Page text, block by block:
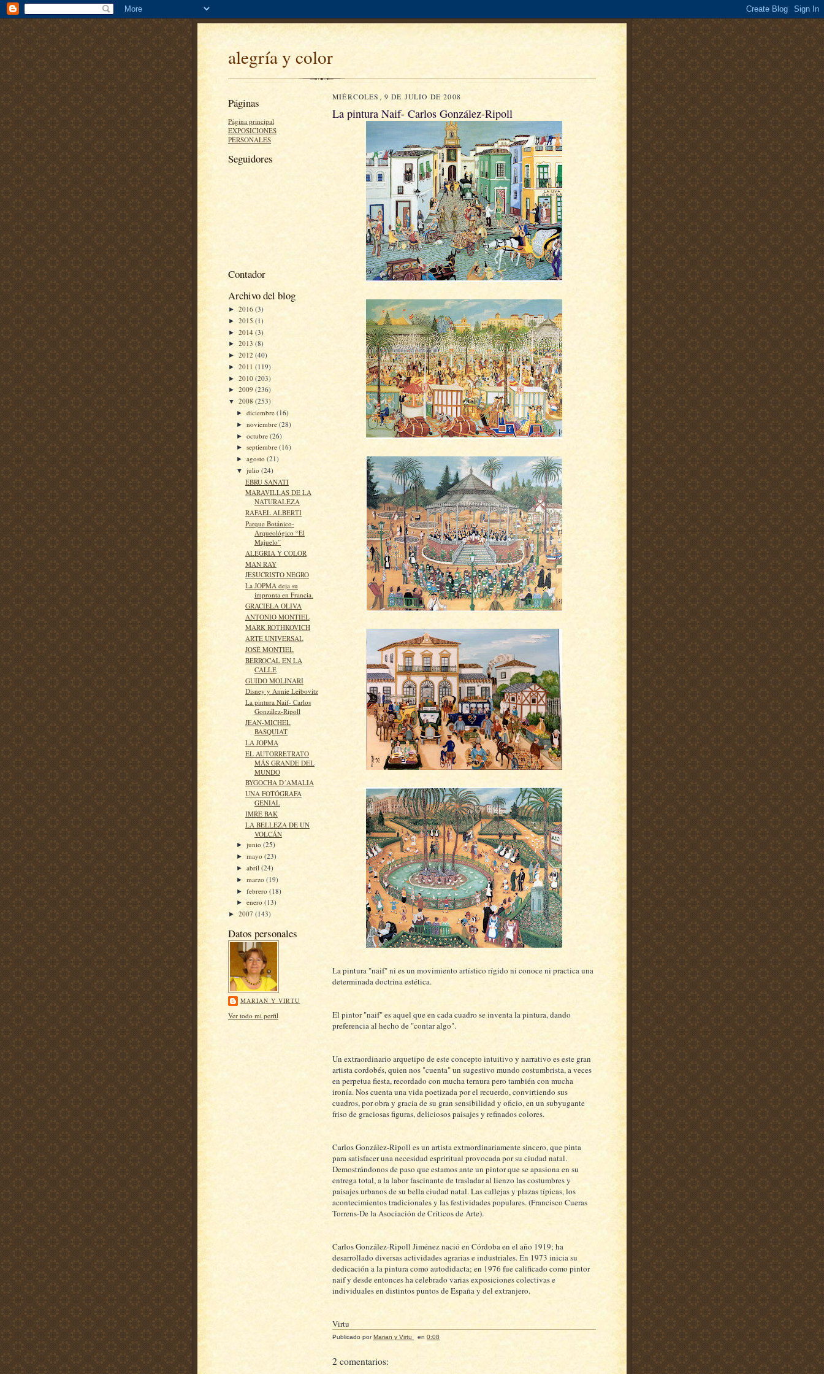
alegría y color
Páginas
Página principal
EXPOSICIONES
PERSONALES
Seguidores
Contador
Archivo del blog
► 2016 (3)
► 2015 (1)
► 2014 (3)
► 2013 (8)
► 2012 (40)
► 2011 (119)
► 2010 (203)
► 2009 (236)
▼ 2008 (253)
►diciembre(16)
►noviembre(28)
►octubre(26)
►septiembre(16)
►agosto(21)
▼julio(24)
EBRU SANATI
MARAVILLAS DE LA
NATURALEZA
RAFAEL ALBERTI
Parque Botánico-
Arqueológico “El
Majuelo”
ALEGRIA Y COLOR
MAN RAY
JESUCRISTO NEGRO
La JOPMA deja su
impronta en Francia.
GRACIELA OLIVA
ANTONIO MONTIEL
MARK ROTHKOVICH
ARTE UNIVERSAL
JOSÉ MONTIEL
BERROCAL EN LA
CALLE
GUIDO MOLINARI
Disney y Annie Leibovitz
La pintura Naif- Carlos
González-Ripoll
JEAN-MICHEL
BASQUIAT
LA JOPMA
EL AUTORRETRATO
MÁS GRANDE DEL
MUNDO
BYGOCHA D´AMALIA
UNA FOTÓGRAFA
GENIAL
IMRE BAK
LA BELLEZA DE UN
VOLCÁN
►junio(25)
►mayo(23)
►abril(24)
►marzo(19)
►febrero(18)
►enero(13)
► 2007 (143)
Datos personales
MARIAN Y VIRTU
Ver todo mi perfil
MIÉRCOLES, 9 DE JULIO DE 2008
La pintura Naif- Carlos González-Ripoll
La pintura "naif" ni es un movimiento artístico rígido ni conoce ni practica una
determinada doctrina estética.
El pintor "naif" es aquel que en cada cuadro se inventa la pintura, dando
preferencia al hecho de "contar algo".
Un extraordinario arquetipo de este concepto intuitivo y narrativo es este gran
artista cordobés, quien nos "cuenta" un sugestivo mundo costumbrista, a veces
en perpetua fiesta, recordado con mucha ternura pero también con mucha
ironía. Nos cuenta una vida poetizada por el recuerdo, convirtiendo sus
cuadros, por obra y gracia de su gran sensibilidad y oficio, en un subyugante
friso de graciosas figuras, deliciosos paisajes y refinados colores.
Carlos González-Ripoll es un artista extraordinariamente sincero, que pinta
para satisfacer una necesidad espriritual provocada por su ciudad natal.
Demostrándonos de paso que estamos ante un pintor que se apasiona en su
entrega total, a la labor fascinante de trasladar al lienzo las costumbres y
paisajes urbanos de su bella ciudad natal. Las callejas y plazas típicas, los
acontecimientos tradicionales y las festividades populares. (Francisco Cueras
Torrens-De la Asociación de Críticos de Arte).
Carlos González-Ripoll Jiménez nació en Córdoba en el año 1919; ha
desarrollado diversas actividades agrarias e industriales. En 1973 inicia su
dedicación a la pintura como autodidacta; en 1976 fue calificado como pintor
naif y desde entonces ha celebrado varias exposiciones colectivas e
individuales en distintos puntos de España y del extranjero.
Virtu
Publicado porMarian y Virtu en 0:08
2 comentarios: